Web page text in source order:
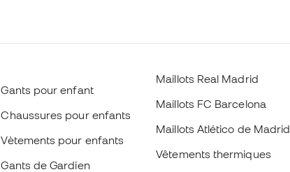
Gants pour enfant
Chaussures pour enfants
Vètements pour enfants
Gants de Gardien
Maillots Real Madrid
Maillots FC Barcelona
Maillots Atlético de Madrid
Vêtements thermiques